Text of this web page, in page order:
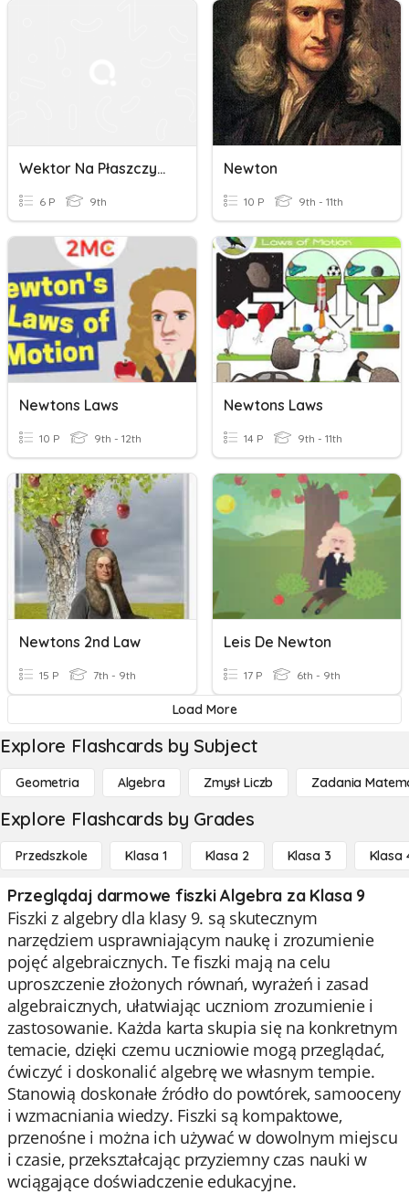
Wektor Na Płaszczyźnie
6 P 9th
Newton
10 P 9th - 11th
Newtons Laws
10 P 9th - 12th
Newtons Laws
14 P 9th - 11th
Newtons 2nd Law
15 P 7th - 9th
Leis De Newton
17 P 6th - 9th
Load More
Explore Flashcards by Subject
Geometria Algebra Zmysł Liczb Zadania
Explore Flashcards by Grades
Przedszkole Klasa 1 Klasa 2 Klasa 3 Klasa
Przeglądaj darmowe fiszki Algebra za Klasa 9
Fiszki z algebry dla klasy 9. są skutecznym
narzędziem usprawniającym naukę i zrozumienie
pojęć algebraicznych. Te fiszki mają na celu
uproszczenie złożonych równań, wyrażeń i zasad
algebraicznych, ułatwiając uczniom zrozumienie i
zastosowanie. Każda karta skupia się na konkretnym
temacie, dzięki czemu uczniowie mogą przeglądać,
ćwiczyć i doskonalić algebrę we własnym tempie.
Stanowią doskonałe źródło do powtórek, samooceny
i wzmacniania wiedzy. Fiszki są kompaktowe,
przenośne i można ich używać w dowolnym miejscu
i czasie, przekształcając przyziemny czas nauki w
wciągające doświadczenie edukacyjne.